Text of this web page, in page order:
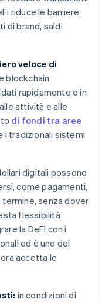
riduce le barriere
di brand, saldi
veloce di
blockchain
rapidamente e in
attività e alle
di fondi tra aree
i tradizionali sistemi
digitali possono
come pagamenti,
senza dover
flessibilità
la DeFi con i
ed è uno dei
accetta le
in condizioni di